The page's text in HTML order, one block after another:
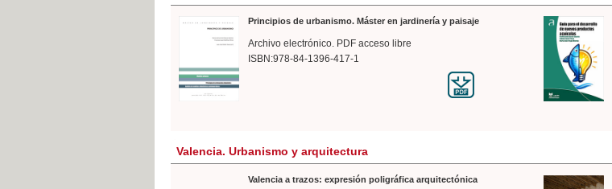
Principios de urbanismo. Máster en jardinería y paisaje
Archivo electrónico. PDF acceso libre
ISBN:978-84-1396-417-1
Valencia. Urbanismo y arquitectura
Valencia a trazos: expresión poligráfica arquitectónica